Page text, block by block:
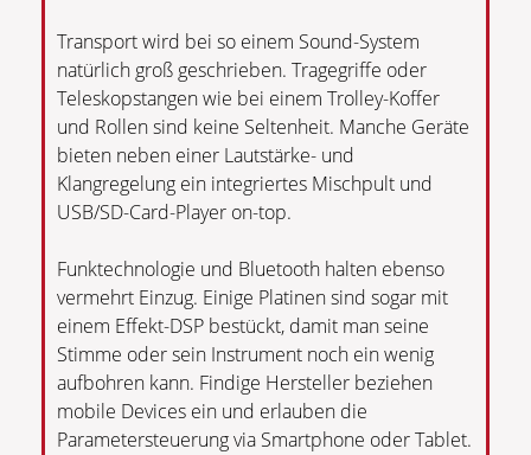
Transport wird bei so einem Sound-System
natürlich groß geschrieben. Tragegriffe oder
Teleskopstangen wie bei einem Trolley-Koffer
und Rollen sind keine Seltenheit. Manche Geräte
bieten neben einer Lautstärke- und
Klangregelung ein integriertes Mischpult und
USB/SD-Card-Player on-top.
Funktechnologie und Bluetooth halten ebenso
vermehrt Einzug. Einige Platinen sind sogar mit
einem Effekt-DSP bestückt, damit man seine
Stimme oder sein Instrument noch ein wenig
aufbohren kann. Findige Hersteller beziehen
mobile Devices ein und erlauben die
Parametersteuerung via Smartphone oder Tablet.